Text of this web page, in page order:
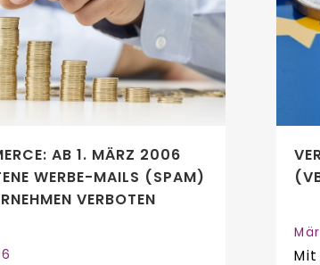
AB 1. MÄRZ 2006
WERBE-MAILS (SPAM)
VERBOTEN